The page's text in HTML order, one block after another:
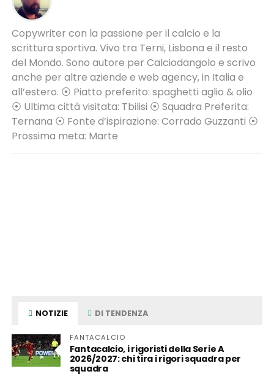
Copywriter con la passione per il calcio e la
scrittura sportiva. Vivo tra Terni, Lisbona e il resto
del Mondo. Sono autore per Calciodangolo e scrivo
anche per altre aziende e web agency, in Italia e
all’estero. ⦿ Piatto preferito: spaghetti aglio & olio
⦿ Ultima città visitata: Tbilisi ⦿ Squadra Preferita:
Ternana ⦿ Fonte d’ispirazione: Corrado Guzzanti ⦿
Prossima meta: Marte
NOTIZIE DI TENDENZA
FANTACALCIO
Fantacalcio, i rigoristi della Serie A
2026/2027: chi tira i rigori squadra per
squadra